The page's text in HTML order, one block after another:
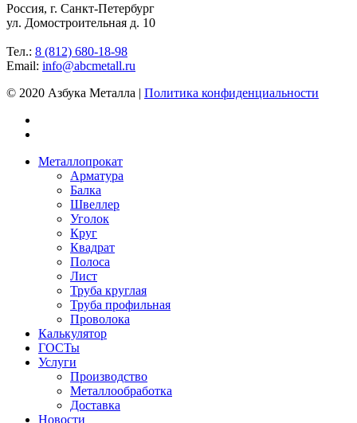
Россия, г. Санкт-Петербург
ул. Домостроительная д. 10
Тел.: 8 (812) 680-18-98
Email: info@abcmetall.ru
© 2020 Азбука Металла | Политика конфиденциальности
Металлопрокат
Арматура
Балка
Швеллер
Уголок
Круг
Квадрат
Полоса
Лист
Труба круглая
Труба профильная
Проволока
Калькулятор
ГОСТы
Услуги
Производство
Металлообработка
Доставка
Новости